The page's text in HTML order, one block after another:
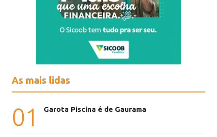
As mais lidas
01 Garota Piscina é de Gaurama